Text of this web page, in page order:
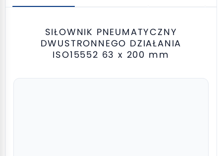
SIŁOWNIK PNEUMATYCZNY
DWUSTRONNEGO DZIAŁANIA
ISO15552 63 x 200 mm